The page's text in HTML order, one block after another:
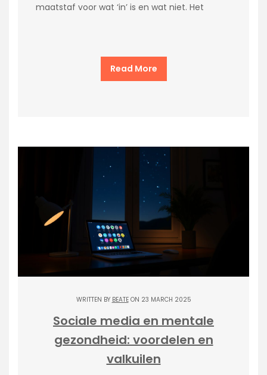
maatstaf voor wat ‘in’ is en wat niet. Het
Read More
WRITTEN BY BEATEON 23 MARCH 2025
Sociale media en mentale
gezondheid: voordelen en
valkuilen